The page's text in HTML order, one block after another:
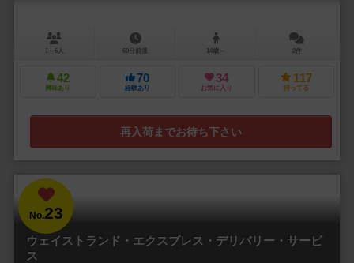
1～6人 60分前後 14歳～ 2件
42
興味あり
70
経験あり
34
お気に入り
117
持ってる
再入荷までお待ち下さい
No.23
ウェイストランド・エクスプレス・デリバリー・サービ
ス